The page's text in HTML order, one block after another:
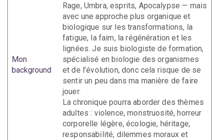
Mon
background
Rage, Umbra, esprits, Apocalypse — mais
avec une approche plus organique et
biologique sur les transformations, la
fatigue, la faim, la régénération et les
lignées. Je suis biologiste de formation,
spécialisé en biologie des organismes
et de l’évolution, donc cela risque de se
sentir un peu dans ma manière de faire
jouer.
La chronique pourra aborder des thèmes
adultes : violence, monstruosité, horreur
corporelle légère, écologie, héritage,
responsabilité, dilemmes moraux et